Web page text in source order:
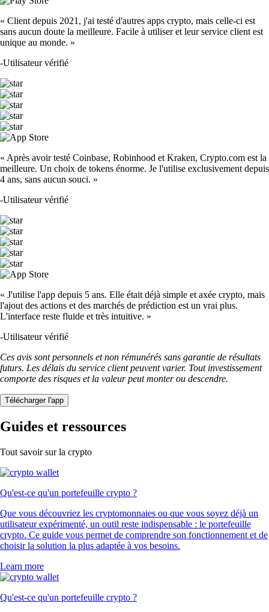
« Client depuis 2021, j'ai testé d'autres apps crypto, mais celle-ci est
sans aucun doute la meilleure. Facile à utiliser et leur service client est
unique au monde. »
-Utilisateur vérifié
« Après avoir testé Coinbase, Robinhood et Kraken, Crypto.com est la
meilleure. Un choix de tokens énorme. Je l'utilise exclusivement depuis
4 ans, sans aucun souci. »
-Utilisateur vérifié
« J'utilise l'app depuis 5 ans. Elle était déjà simple et axée crypto, mais
l'ajout des actions et des marchés de prédiction est un vrai plus.
L'interface reste fluide et très intuitive. »
-Utilisateur vérifié
Ces avis sont personnels et non rémunérés sans garantie de résultats
futurs. Les délais du service client peuvent varier. Tout investissement
comporte des risques et la valeur peut monter ou descendre.
Télécharger l'app
Guides et ressources
Tout savoir sur la crypto
Qu'est-ce qu'un portefeuille crypto ?
Que vous découvriez les cryptomonnaies ou que vous soyez déjà un
utilisateur expérimenté, un outil reste indispensable : le portefeuille
crypto. Ce guide vous permet de comprendre son fonctionnement et de
choisir la solution la plus adaptée à vos besoins.
Learn more
Qu'est-ce qu'un portefeuille crypto ?